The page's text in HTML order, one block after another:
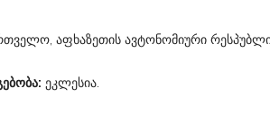
აფხაზეთის ავტონომიური
: ეკლესია.